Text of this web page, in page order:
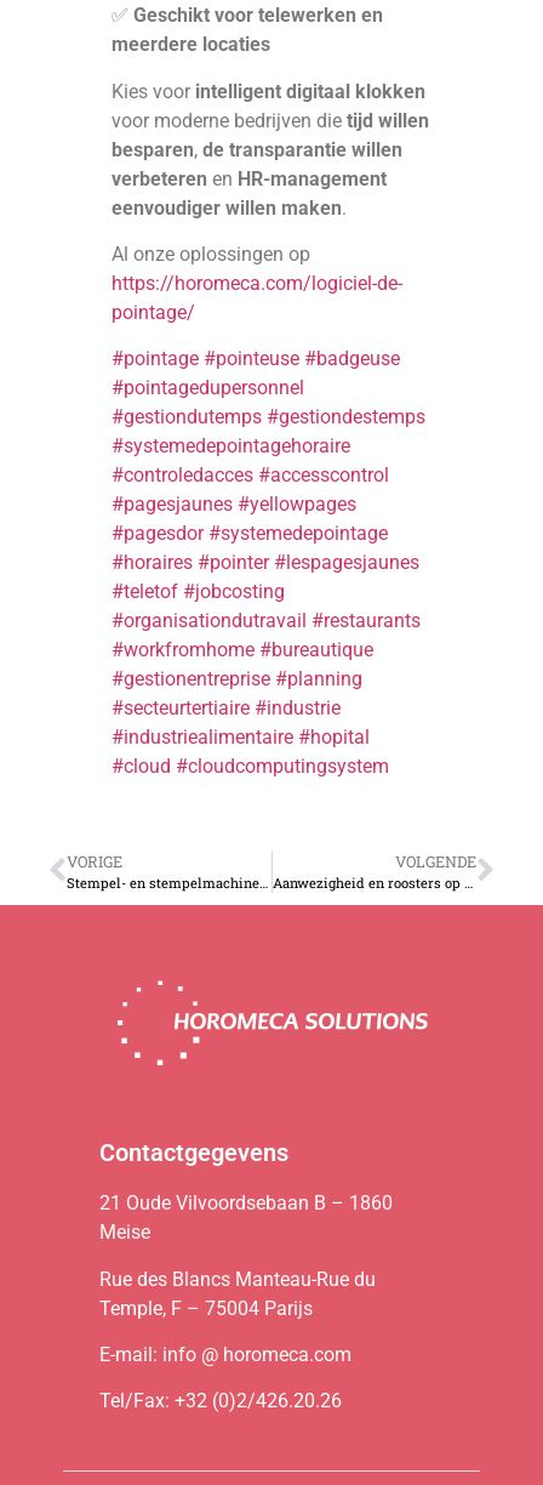
✅ Geschikt voor telewerken en
meerdere locaties
Kies voor intelligent digitaal klokken
voor moderne bedrijven die tijd willen
besparen, de transparantie willen
verbeteren en HR-management
eenvoudiger willen maken.
Al onze oplossingen op
https://horomeca.com/logiciel-de-
pointage/
#pointage #pointeuse #badgeuse
#pointagedupersonnel
#gestiondutemps #gestiondestemps
#systemedepointagehoraire
#controledacces #accesscontrol
#pagesjaunes #yellowpages
#pagesdor #systemedepointage
#horaires #pointer #lespagesjaunes
#te etof #jobcosting
#organisationdutravail #restaurants
#workfromhome #bureautique
#gestionentreprise #planning
#secteurtertiaire #industrie
#industriealimentaire #hopital
#cloud #cloudcomputingsystem
VORIGE
Stempel- en stempelmachines voor documenten | DE oplossing voor het beheer van protocollen en werkbladen
VOLGENDE
Aanwezigheid en roosters op afstand beheren
Contactgegevens
21 Oude Vilvoordsebaan B – 1860
Meise
Rue des Blancs Manteau-Rue du
Temple, F – 75004 Parijs
E-mail: info @ horomeca.com
Tel/Fax: +32 (0)2/426.20.26